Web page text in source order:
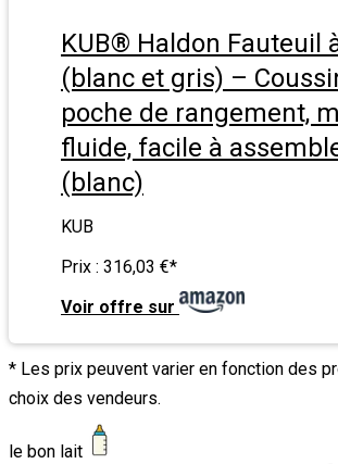
KUB® Haldon Fauteuil
(blanc et gris) –
poche de rangement,
fluide, facile à
(blanc)
KUB
Prix : 316,03 €*
Voir offre sur
* Les prix peuvent varier en fonction des
choix des vendeurs.
le bon lait